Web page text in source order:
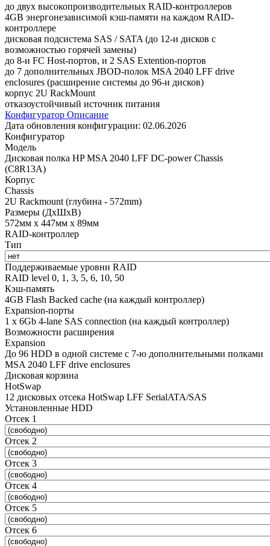
до двух высокопроизводительных RAID-контроллеров
4GB энергонезависимой кэш-памяти на каждом RAID-
контроллере
дисковая подсистема SAS / SATA (до 12-и дисков с
возможностью горячей замены)
до 8-и FC Host-портов, и 2 SAS Extention-портов
до 7 дополнительных JBOD-полок MSA 2040 LFF drive
enclosures (расширение системы до 96-и дисков)
корпус 2U RackMount
отказоустойчивый источник питания
Конфигуратор Описание
Дата обновления конфигурации: 02.06.2026
Конфигуратор
Модель
Дисковая полка HP MSA 2040 LFF DC-power Chassis
(C8R13A)
Корпус
Chassis
2U Rackmount (глубина - 572mm)
Размеры (ДхШхВ)
572мм х 447мм х 89мм
RAID-контроллер
Тип
Поддерживаемые уровни RAID
RAID level 0, 1, 3, 5, 6, 10, 50
Кэш-память
4GB Flash Backed cache (на каждый контроллер)
Expansion-порты
1 x 6Gb 4-lane SAS connection (на каждый контроллер)
Возможности расширения
Expansion
До 96 HDD в одной системе с 7-ю дополнительными полками
MSA 2040 LFF drive enclosures
Дисковая корзина
HotSwap
12 дисковых отсека HotSwap LFF SerialATA/SAS
Установленные HDD
Отсек 1
Отсек 2
Отсек 3
Отсек 4
Отсек 5
Отсек 6